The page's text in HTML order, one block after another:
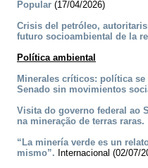
Popular (17/04/2026)
Crisis del petróleo,
futuro socioambiental de la
Política ambiental
Minerales críticos: política se
Senado sin movimientos
Visita do governo federal ao
na mineração de terras raras.
“La minería verde es un
mismo”. Internacional (02/07/